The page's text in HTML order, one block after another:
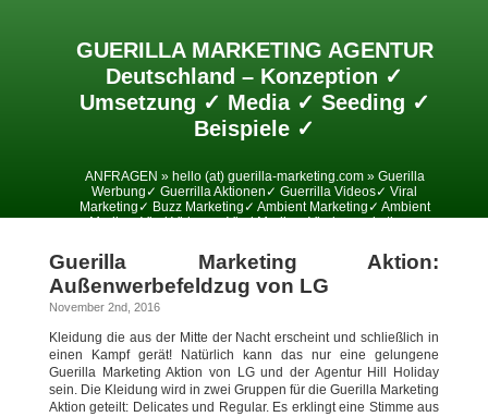
GUERILLA MARKETING AGENTUR
Deutschland – Konzeption ✓
Umsetzung ✓ Media ✓ Seeding ✓
Beispiele ✓
ANFRAGEN » hello (at) guerilla-marketing.com » Guerilla
Werbung✓ Guerrilla Aktionen✓ Guerrilla Videos✓ Viral
Marketing✓ Buzz Marketing✓ Ambient Marketing✓ Ambient
Media✓ Viral Videos✓ Viral Media✓ Viralesmarketing✓
Guerilla Marketing Aktion:
Außenwerbefeldzug von LG
November 2nd, 2016
Kleidung die aus der Mitte der Nacht erscheint und schließlich in
einen Kampf gerät! Natürlich kann das nur eine gelungene
Guerilla Marketing Aktion von LG und der Agentur Hill Holiday
sein. Die Kleidung wird in zwei Gruppen für die Guerilla Marketing
Aktion geteilt: Delicates und Regular. Es erklingt eine Stimme aus